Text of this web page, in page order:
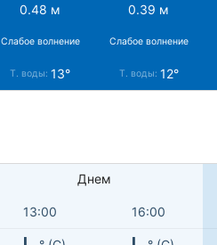
0.48 м 0.39 м
Слабое волнение Слабое волнение
Т. воды: 13° Т. воды: 12°
Днем
13:00 16:00